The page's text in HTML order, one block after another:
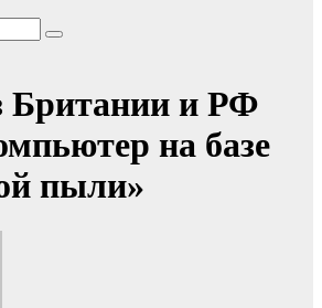
Британии и РФ
на базе
пыли»